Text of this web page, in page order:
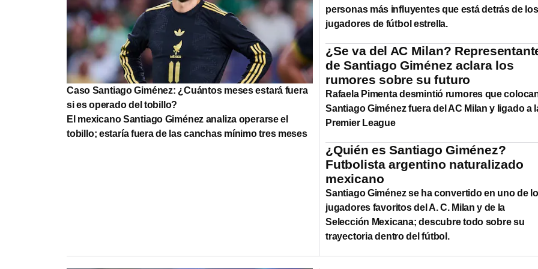
Caso Santiago Giménez: ¿Cuántos meses estará fuera
si es operado del tobillo?
El mexicano Santiago Giménez analiza operarse el
tobillo; estaría fuera de las canchas mínimo tres meses
personas más influyentes que está detrás de los
jugadores de fútbol estrella.
¿Se va del AC Milan?
de Santiago Giménez aclara los
rumores sobre su futuro
Rafaela Pimenta desmintió rumores que
Santiago Giménez fuera del AC Milan y ligado a
Premier League
¿Quién es Santiago Giménez?
Futbolista argentino naturalizado
mexicano
Santiago Giménez se ha convertido en uno de
jugadores favoritos del A. C. Milan y de la
Selección Mexicana; descubre todo sobre su
trayectoria dentro del fútbol.